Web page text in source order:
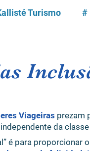
Turismo #
Viageiras prezam
da
é para proporcionar